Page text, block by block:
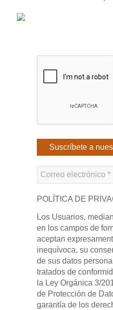
POLÍTICA DE
Los Usuarios,
en los campos de
aceptan
inequívoca, su
de sus datos
tratados de
la Ley Orgánica 3/
de Protección de
garantía de los